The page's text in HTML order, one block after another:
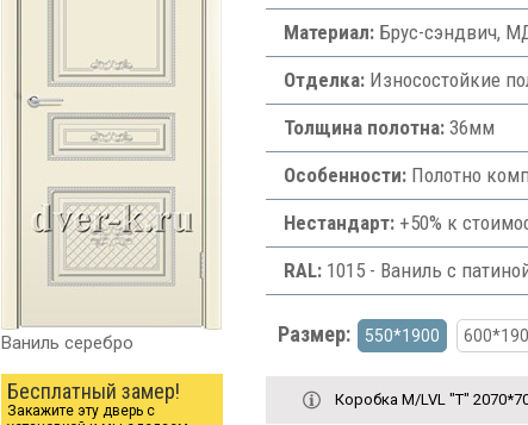
Ваниль серебро
Бесплатный замер!
Закажите эту дверь с
Материал:Брус-сэндвич,
Отделка:Износостойкие
Толщина полотна:36мм
Особенности:Полотно
Нестандарт:+50% к
RAL:1015 - Ваниль с
Размер: 550*1900
Коробка М/LVL "Т"